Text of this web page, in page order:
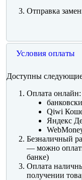
Отправка
Условия оплаты
Доступны
Оплата онлайн:
Qiwi
Яндекс
Безналичный
— можно
банке)
Оплата
получении